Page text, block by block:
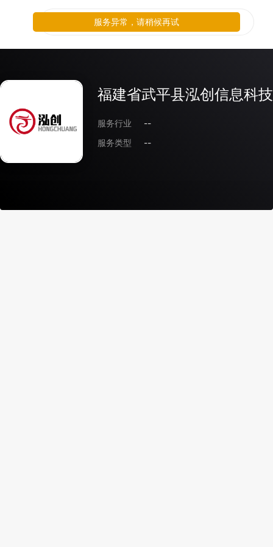
福建省武平县泓创信息科
服务行业
--
服务类型
--
服务异常，请稍候再试